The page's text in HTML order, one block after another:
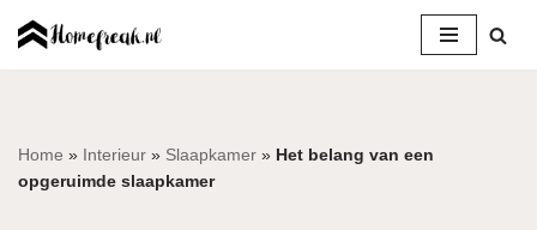
inhoud
Home » Interieur » Slaapkamer » Het belang van een
opgeruimde slaapkamer